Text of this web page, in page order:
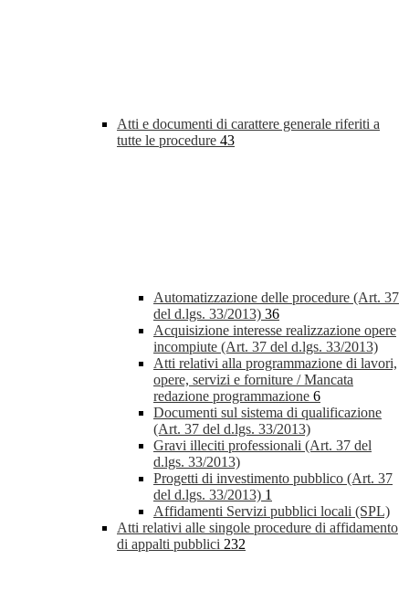
Atti e documenti di carattere generale riferiti a
tutte le procedure 43
Automatizzazione delle procedure (Art. 37
del d.lgs. 33/2013) 36
Acquisizione interesse realizzazione opere
incompiute (Art. 37 del d.lgs. 33/2013)
Atti relativi alla programmazione di lavori,
opere, servizi e forniture / Mancata
redazione programmazione 6
Documenti sul sistema di qualificazione
(Art. 37 del d.lgs. 33/2013)
Gravi illeciti professionali (Art. 37 del
d.lgs. 33/2013)
Progetti di investimento pubblico (Art. 37
del d.lgs. 33/2013) 1
Affidamenti Servizi pubblici locali (SPL)
Atti relativi alle singole procedure di affidamento
di appalti pubblici 232